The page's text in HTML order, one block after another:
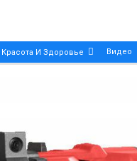
Красота И Здоровье Видео